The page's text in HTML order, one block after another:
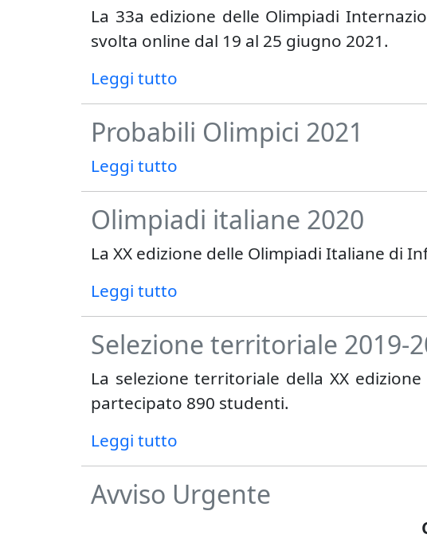
La 33a edizione delle Olimpiadi
svolta online dal 19 al 25 giugno 2021.
Leggi tutto
Probabili Olimpici 2021
Leggi tutto
Olimpiadi italiane 2020
La XX edizione delle Olimpiadi Italiane di
Leggi tutto
Selezione territoriale 2019-
La selezione territoriale della XX
partecipato 890 studenti.
Leggi tutto
Avviso Urgente